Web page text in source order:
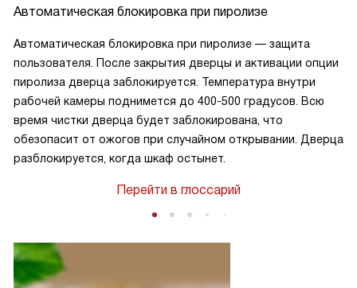
Автоматическая блокировка при пиролизе
Автоматическая блокировка при пиролизе — защита
пользователя. После закрытия дверцы и активации опции
пиролиза дверца заблокируется. Температура внутри
рабочей камеры поднимется до 400-500 градусов. Всю
время чистки дверца будет заблокирована, что
обезопасит от ожогов при случайном открывании. Дверца
разблокируется, когда шкаф остынет.
Перейти в глоссарий